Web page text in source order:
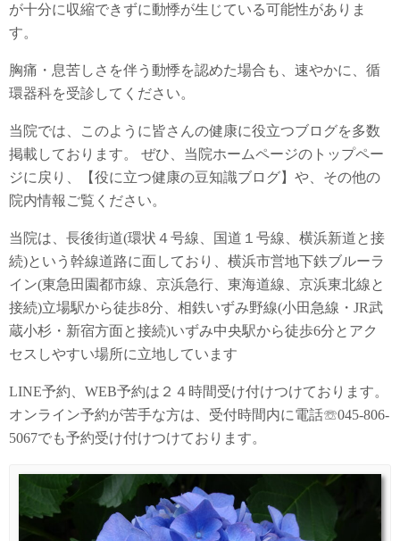
が十分に収縮できずに動悸が生じている可能性がありま
す。
胸痛・息苦しさを伴う動悸を認めた場合も、速やかに、循
環器科を受診してください。
当院では、このように皆さんの健康に役立つブログを多数
掲載しております。 ぜひ、当院ホームページのトップペー
ジに戻り、【役に立つ健康の豆知識ブログ】や、その他の
院内情報ご覧ください。
当院は、長後街道(環状４号線、国道１号線、横浜新道と接
続)という幹線道路に面しており、横浜市営地下鉄ブルーラ
イン(東急田園都市線、京浜急行、東海道線、京浜東北線と
接続)立場駅から徒歩8分、相鉄いずみ野線(小田急線・JR武
蔵小杉・新宿方面と接続)いずみ中央駅から徒歩6分とアク
セスしやすい場所に立地しています
LINE予約、WEB予約は２４時間受け付けつけております。
オンライン予約が苦手な方は、受付時間内に電話☏045-806-
5067でも予約受け付けつけております。